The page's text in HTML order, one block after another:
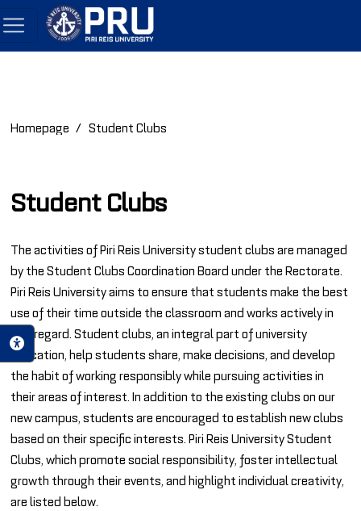
Homepage Student Clubs
Student Clubs
The activities of Piri Reis University student clubs are managed
by the Student Clubs Coordination Board under the Rectorate.
Piri Reis University aims to ensure that students make the best
use of their time outside the classroom and works actively in
this regard. Student clubs, an integral part of university
education, help students share, make decisions, and develop
the habit of working responsibly while pursuing activities in
their areas of interest. In addition to the existing clubs on our
new campus, students are encouraged to establish new clubs
based on their specific interests. Piri Reis University Student
Clubs, which promote social responsibility, foster intellectual
growth through their events, and highlight individual creativity,
are listed below.